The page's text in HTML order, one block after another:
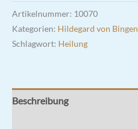
Artikelnummer: 10070
Kategorien: Hildegard von Bingen
Schlagwort: Heilung
Beschreibung